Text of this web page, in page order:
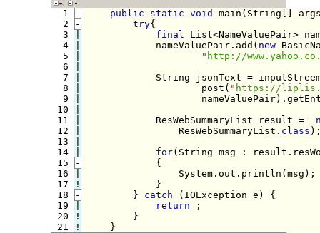
  1
  2
  3
  4
  5
  6
  7
  8
  9
10
11
12
13
14
15
16
17
18
19
20
21
-
-
-
!
-
!
!
public static void main(String[]
try{
final List<NameValuePair>
            nameValuePair.add(
new
" http://
String jsonText =
                    post(
" https://
            ResWebSummaryList result =
                ResWebSummaryList.
class
for(String msg :
            {
                System.out.println(msg);
}
} catch (IOException e) {
return ;
}
}